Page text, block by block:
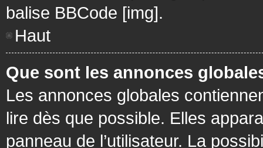
balise BBCode [img].
Haut
Que sont les annonces
Les annonces globales
lire dès que possible. Elles
panneau de l’utilisateur. La